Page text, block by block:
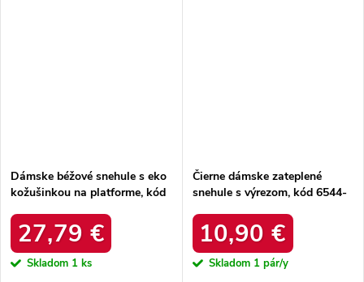
Dámske béžové snehule s eko
kožušinkou na platforme, kód
27,79 €
Skladom 1 ks
Čierne dámske zateplené
snehule s výrezom, kód 6544-
10,90 €
Skladom 1 pár/y